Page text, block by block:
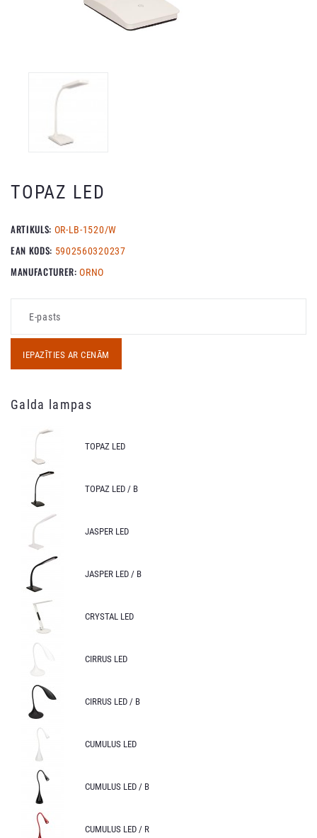
TOPAZ LED
ARTIKULS: OR-LB-1520/W
EAN KODS: 5902560320237
MANUFACTURER: ORNO
IEPAZĪTIES AR CENĀM
Galda lampas
TOPAZ LED
TOPAZ LED / B
JASPER LED
JASPER LED / B
CRYSTAL LED
CIRRUS LED
CIRRUS LED / B
CUMULUS LED
CUMULUS LED / B
CUMULUS LED / R